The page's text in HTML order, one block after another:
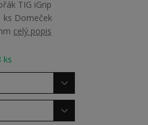
TIG iGrip
ks Domeček
celý popis
ks